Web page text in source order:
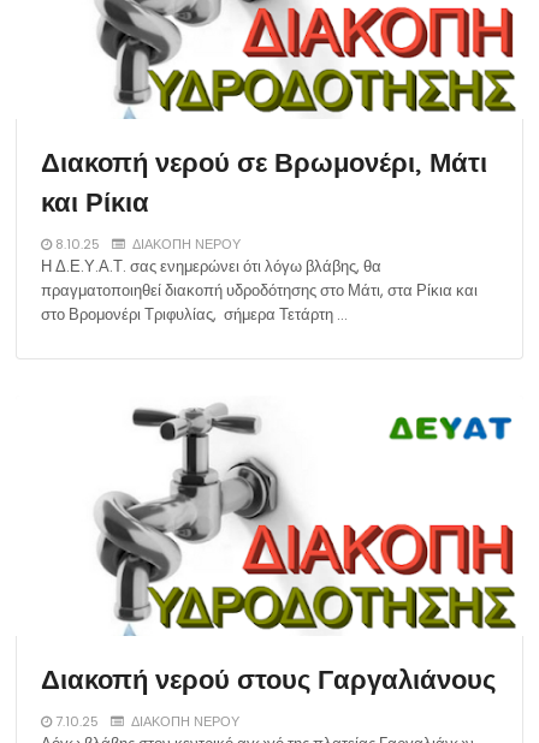
Διακοπή νερού σε Βρωμονέρι, Μάτι
και Ρίκια
8.10.25 ΔΙΑΚΟΠΗ ΝΕΡΟΥ
Η Δ.Ε.Υ.Α.Τ. σας ενημερώνει ότι λόγω βλάβης, θα
πραγματοποιηθεί διακοπή υδροδότησης στο Μάτι, στα Ρίκια και
στο Βρομονέρι Τριφυλίας, σήμερα Τετάρτη …
Διακοπή νερού στους Γαργαλιάνους
7.10.25 ΔΙΑΚΟΠΗ ΝΕΡΟΥ